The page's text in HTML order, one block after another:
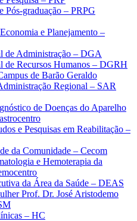
Pós-graduação – PRPG
e Planejamento –
de Administração – DGA
de Recursos Humanos – DGRH
de Barão Geraldo
Regional – SAR
de Doenças do Aparelho
e Pesquisas em Reabilitação –
da Comunidade – Cecom
e Hemoterapia da
da Área da Saúde – DEAS
Prof. Dr. José Aristodemo
– HC